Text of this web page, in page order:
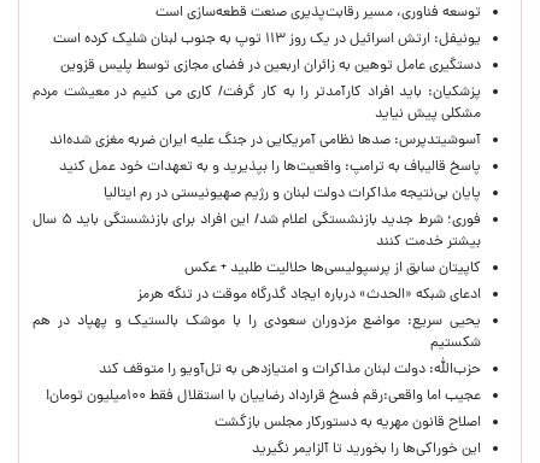
توسعه فناوری، مسیر رقابت‌پذیری صنعت قطعه‌سازی است
یونیفل: ارتش اسرائیل در یک روز ۱۱۳ توپ به جنوب لبنان شلیک کرده است
دستگیری عامل توهین به زائران اربعین در فضای مجازی توسط پلیس قزوین
پزشکیان: باید افراد کارآمدتر را به کار گرفت/ کاری می کنیم در معیشت مردم
مشکلی پیش نیاید
آسوشیتدپرس: صدها نظامی آمریکایی در جنگ علیه ایران ضربه مغزی شده‌اند
پاسخ قالیباف به ترامپ: واقعیت‌ها را بپذیرید و به تعهدات خود عمل کنید
پایان بی‌نتیجه مذاکرات دولت لبنان و رژیم صهیونیستی در رم ایتالیا
فوری؛ شرط جدید بازنشستگی اعلام شد/ این افراد برای بازنشستگی باید ۵ سال
بیشتر خدمت کنند
کاپیتان سابق از پرسپولیسی‌ها حلالیت طلبید + عکس
ادعای شبکه «الحدث» درباره ایجاد گذرگاه موقت در تنگه هرمز
یحیی سریع: مواضع مزدوران سعودی را با موشک بالستیک و پهپاد در هم
شکستیم
حزب‌الله: دولت لبنان مذاکرات و امتیازدهی به تل‌آویو را متوقف کند
عجیب اما واقعی:رقم فسخ قرارداد رضاییان با استقلال فقط ۱۰۰میلیون تومان!
اصلاح قانون مهریه به دستورکار مجلس بازگشت
این خوراکی‌ها را بخورید تا آلزایمر نگیرید